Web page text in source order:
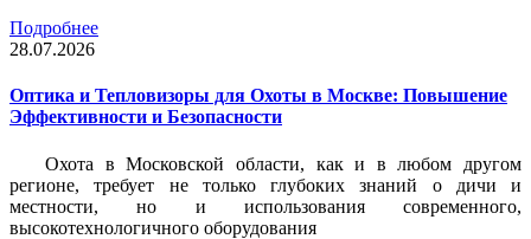
Подробнее
28.07.2026
Оптика и Тепловизоры для Охоты в Москве: Повышение
Эффективности и Безопасности
Охота в Московской области, как и в любом другом
регионе, требует не только глубоких знаний о дичи и
местности, но и использования современного,
высокотехнологичного оборудования